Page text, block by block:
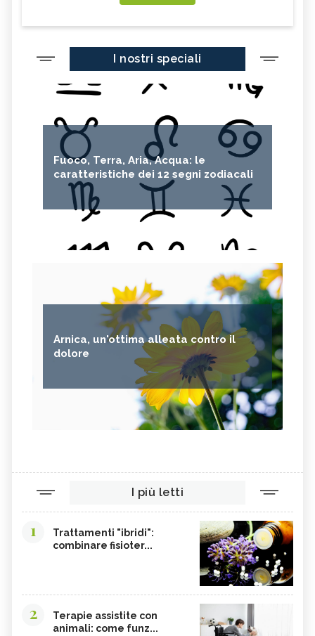
I nostri speciali
Fuoco, Terra, Aria, Acqua: le
caratteristiche dei 12 segni zodiacali
Arnica, un'ottima alleata contro il
dolore
I più letti
1
Trattamenti "ibridi":
combinare fisioter...
2
Terapie assistite con
animali: come funz...